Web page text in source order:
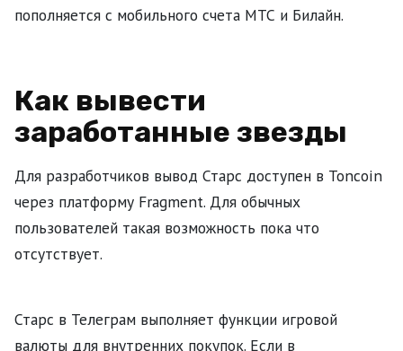
пополняется с мобильного счета МТС и Билайн.
Как вывести
заработанные звезды
Для разработчиков вывод Старс доступен в Toncoin
через платформу Fragment. Для обычных
пользователей такая возможность пока что
отсутствует.
Старс в Телеграм выполняет функции игровой
валюты для внутренних покупок. Если в